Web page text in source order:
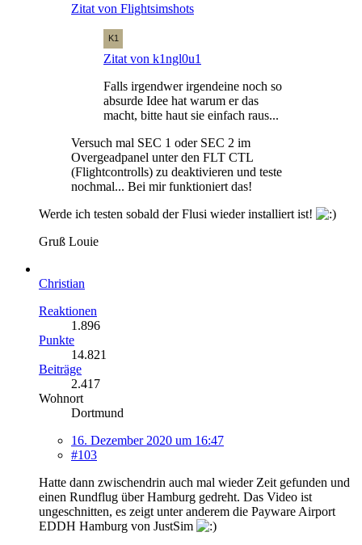
Zitat von Flightsimshots
Zitat von k1ngl0u1
Falls irgendwer irgendeine noch so
absurde Idee hat warum er das
macht, bitte haut sie einfach raus...
Versuch mal SEC 1 oder SEC 2 im
Overgeadpanel unter den FLT CTL
(Flightcontrolls) zu deaktivieren und teste
nochmal... Bei mir funktioniert das!
Werde ich testen sobald der Flusi wieder installiert ist!
Gruß Louie
Christian
Reaktionen
1.896
Punkte
14.821
Beiträge
2.417
Wohnort
Dortmund
16. Dezember 2020 um 16:47
#103
Hatte dann zwischendrin auch mal wieder Zeit gefunden und
einen Rundflug über Hamburg gedreht. Das Video ist
ungeschnitten, es zeigt unter anderem die Payware Airport
EDDH Hamburg von JustSim